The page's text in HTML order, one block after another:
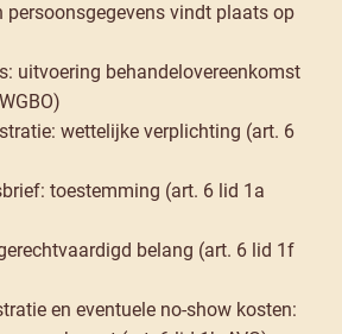
persoonsgegevens vindt plaats op
uitvoering behandelovereenkomst
wettelijke verplichting (art. 6
toestemming (art. 6 lid 1a
belang (art. 6 lid 1f
en eventuele no-show kosten: